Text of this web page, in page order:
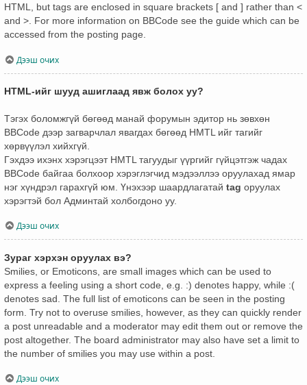
HTML, but tags are enclosed in square brackets [ and ] rather than <
and >. For more information on BBCode see the guide which can be
accessed from the posting page.
Дээш очих
HTML-ийг шууд ашиглаад явж болох уу?
Тэгэх боломжгүй бөгөөд манай форумын эдитор нь зөвхөн
BBCode дээр загварчлал явагдах бөгөөд HMTL ийг тагийг
хөрвүүлэл хийхгүй.
Гэхдээ ихэнх хэрэгцээт HMTL тагуудыг үүргийг гүйцэтгэж чадах
BBCode байгаа болхоор хэрэглэгчид мэдээллээ оруулахад ямар
нэг хүндрэл гарахгүй юм. Үнэхээр шаардлагатай tag оруулах
хэрэгтэй бол Админтай холбогдоно уу.
Дээш очих
Зураг хэрхэн оруулах вэ?
Smilies, or Emoticons, are small images which can be used to
express a feeling using a short code, e.g. :) denotes happy, while :(
denotes sad. The full list of emoticons can be seen in the posting
form. Try not to overuse smilies, however, as they can quickly render
a post unreadable and a moderator may edit them out or remove the
post altogether. The board administrator may also have set a limit to
the number of smilies you may use within a post.
Дээш очих